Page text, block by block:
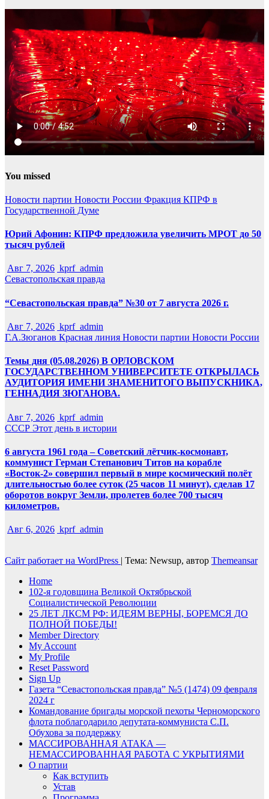
You missed
Новости партии Новости России Фракция КПРФ в
Государственной Думе
Юрий Афонин: КПРФ предложила увеличить МРОТ до 50
тысяч рублей
Авг 7, 2026 kprf_admin
Севастопольская правда
“Севастопольская правда” №30 от 7 августа 2026 г.
Авг 7, 2026 kprf_admin
Г.А.Зюганов Красная линия Новости партии Новости России
Темы дня (05.08.2026) В ОРЛОВСКОМ
ГОСУДАРСТВЕННОМ УНИВЕРСИТЕТЕ ОТКРЫЛАСЬ
АУДИТОРИЯ ИМЕНИ ЗНАМЕНИТОГО ВЫПУСКНИКА,
ГЕННАДИЯ ЗЮГАНОВА.
Авг 7, 2026 kprf_admin
СССР Этот день в истории
6 августа 1961 года – Советский лётчик-космонавт,
коммунист Герман Степанович Титов на корабле
«Восток-2» совершил первый в мире космический полёт
длительностью более суток (25 часов 11 минут), сделав 17
оборотов вокруг Земли, пролетев более 700 тысяч
километров.
Авг 6, 2026 kprf_admin
Сайт работает на WordPress | Тема: Newsup, автор Themeansar
Home
102-я годовщина Великой Октябрьской
Социалистической Революции
25 ЛЕТ ЛКСМ РФ: ИДЕЯМ ВЕРНЫ, БОРЕМСЯ ДО
ПОЛНОЙ ПОБЕДЫ!
Member Directory
My Account
My Profile
Reset Password
Sign Up
Газета “Севастопольская правда” №5 (1474) 09 февраля
2024 г
Командование бригады морской пехоты Черноморского
флота поблагодарило депутата-коммуниста С.П.
Обухова за поддержку
МАССИРОВАННАЯ АТАКА —
НЕМАССИРОВАННАЯ РАБОТА С УКРЫТИЯМИ
О партии
Как вступить
Устав